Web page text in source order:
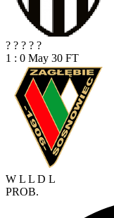
? ? ? ? ?
1 : 0 May 30 FT
W L L D L
PROB.